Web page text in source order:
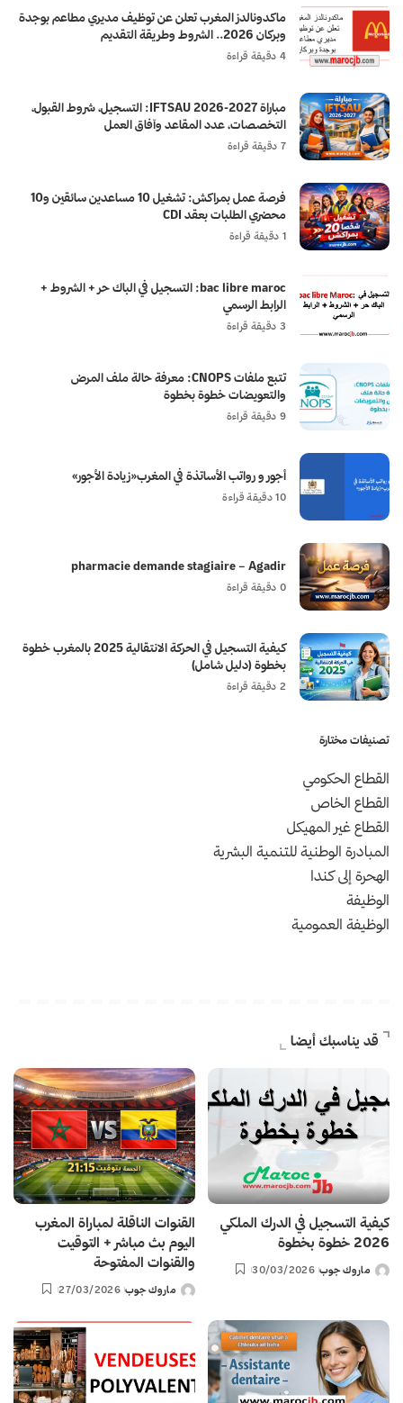
ماكدونالدز المغرب تعلن عن توظيف مديري مطاعم بوجدة
وبركان 2026.. الشروط وطريقة التقديم
4 دقيقة قراءة
مباراة IFTSAU 2026-2027: التسجيل، شروط القبول،
التخصصات، عدد المقاعد وآفاق العمل
7 دقيقة قراءة
فرصة عمل بمراكش: تشغيل 10 مساعدين سائقين و10
محضري الطلبات بعقد CDI
1 دقيقة قراءة
bac libre maroc: التسجيل في الباك حر + الشروط +
الرابط الرسمي
3 دقيقة قراءة
تتبع ملفات CNOPS: معرفة حالة ملف المرض
والتعويضات خطوة بخطوة
9 دقيقة قراءة
أجور و رواتب الأساتذة في المغرب«زيادة الأجور»
10 دقيقة قراءة
pharmacie demande stagiaire – Agadir
0 دقيقة قراءة
كيفية التسجيل في الحركة الانتقالية 2025 بالمغرب خطوة
بخطوة (دليل شامل)
2 دقيقة قراءة
تصنيفات مختارة
القطاع الحكومي
القطاع الخاص
القطاع غير المهيكل
المبادرة الوطنية للتنمية البشرية
الهحرة إلى كندا
الوظيفة
الوظيفة العمومية
قد يناسبك أيضا
كيفية التسجيل في الدرك الملكي
2026 خطوة بخطوة
Posted
ماروك جوب 30/03/2026
القنوات الناقلة لمباراة المغرب
اليوم بث مباشر + التوقيت
والقنوات المفتوحة
Posted
ماروك جوب 27/03/2026